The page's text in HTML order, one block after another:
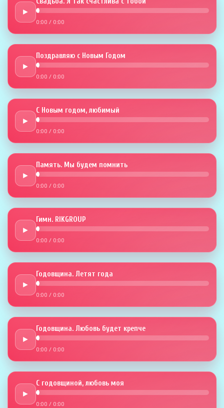
►
0:00 / 0:00
►
Поздравляю с Новым Годом
0:00 / 0:00
►
С Новым годом, любимый
0:00 / 0:00
►
Память. Мы будем помнить
0:00 / 0:00
►
Гимн. RIKGROUP
0:00 / 0:00
►
Годовщина. Летят года
0:00 / 0:00
►
Годовщина. Любовь будет крепче
0:00 / 0:00
►
С годовщиной, любовь моя
0:00 / 0:00